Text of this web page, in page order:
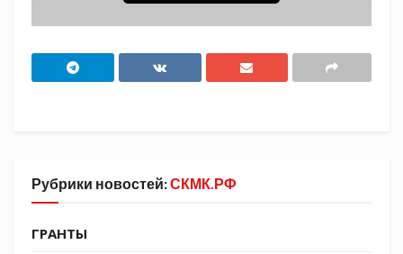
Рубрики новостей:СКМК.РФ
ГРАНТЫ